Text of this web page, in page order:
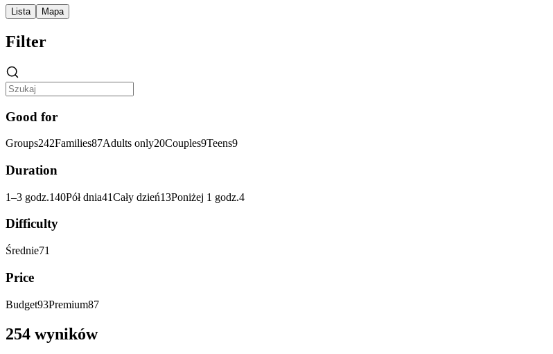
Lista Mapa
Filter
Good for
Groups242Families87Adults only20Couples9Teens9
Duration
1–3 godz.140Pół dnia41Cały dzień13Poniżej 1 godz.4
Difficulty
Średnie71
Price
Budget93Premium87
254 wyników